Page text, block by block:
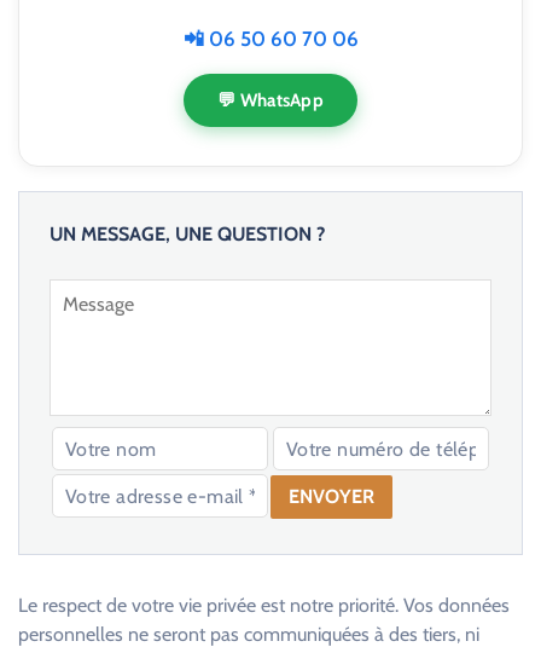
📲 06 50 60 70 06
💬 WhatsApp
UN MESSAGE, UNE QUESTION ?
Le respect de votre vie privée est notre priorité. Vos données
personnelles ne seront pas communiquées à des tiers, ni